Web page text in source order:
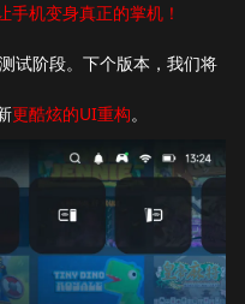
机变身真正的掌机！
试阶段。下个版本，我们将
更酷炫的UI重构。